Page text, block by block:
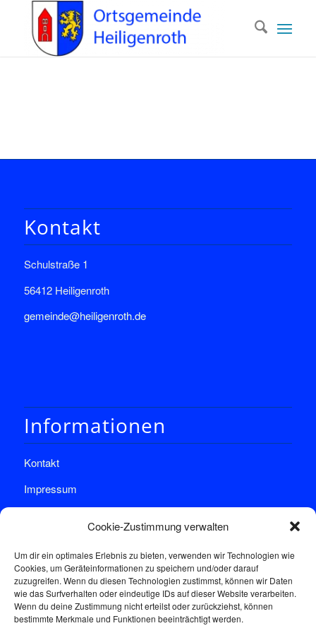
Cookie-Zustimmung verwalten
Um dir ein optimales Erlebnis zu bieten, verwenden wir Technologien wie
Cookies, um Geräteinformationen zu speichern und/oder darauf
zuzugreifen. Wenn du diesen Technologien zustimmst, können wir Daten
wie das Surfverhalten oder eindeutige IDs auf dieser Website verarbeiten.
Wenn du deine Zustimmung nicht erteilst oder zurückziehst, können
bestimmte Merkmale und Funktionen beeinträchtigt werden.
Kontakt
Schulstraße 1
56412 Heiligenroth
gemeinde@heiligenroth.de
Informationen
Kontakt
Impressum
Sprechstunde